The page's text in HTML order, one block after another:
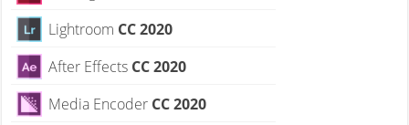
Lightroom CC 2020
After Effects CC 2020
Media Encoder CC 2020